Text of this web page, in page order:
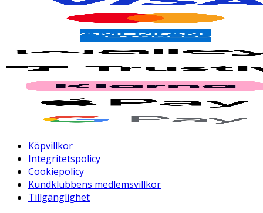
Köpvillkor
Integritetspolicy
Cookiepolicy
Kundklubbens medlemsvillkor
Tillgänglighet